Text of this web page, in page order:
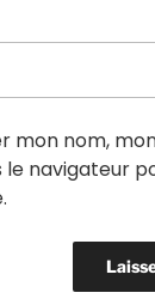
mon nom,
le navigateur